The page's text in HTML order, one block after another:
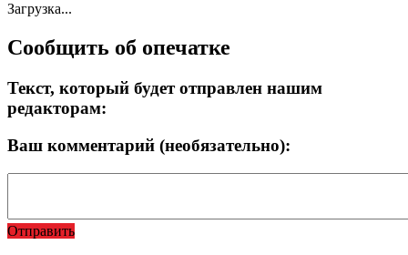
Загрузка...
Сообщить об опечатке
Текст, который будет отправлен нашим
редакторам:
Ваш комментарий (необязательно):
Отправить